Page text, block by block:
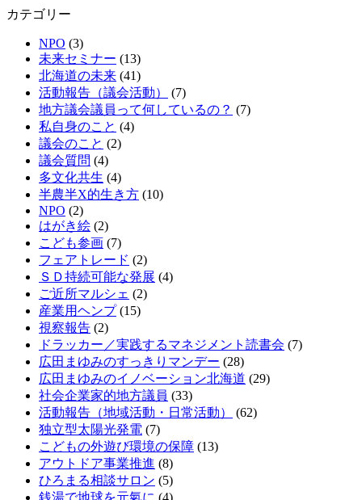
カテゴリー
NPO (3)
未来セミナー (13)
北海道の未来 (41)
活動報告（議会活動）
(7)
地方議会議員って何しているの？ (7)
私自身のこと (4)
議会のこと (2)
議会質問 (4)
多文化共生 (4)
半農半X的生き方 (10)
NPO (2)
はがき絵 (2)
こども参画 (7)
フェアトレード (2)
ＳＤ持続可能な発展 (4)
ご近所マルシェ (2)
産業用ヘンプ(15)
視察報告 (2)
ドラッカー／実践するマネジメント読書会 (7)
広田まゆみのすっきりマンデー (28)
広田まゆみのイノベーション北海道 (29)
社会企業家的地方議員 (33)
活動報告（地域活動・日常活動）
(62)
独立型太陽光発電 (7)
こどもの外遊び環境の保障 (13)
アウトドア事業推進 (8)
ひろまる相談サロン (5)
銭湯で地球を元氣に (4)